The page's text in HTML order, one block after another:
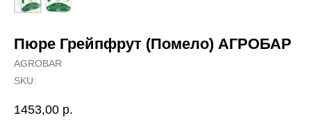
Пюре Грейпфрут (Помело) АГРОБАР
AGROBAR
SKU:
1453,00 р.